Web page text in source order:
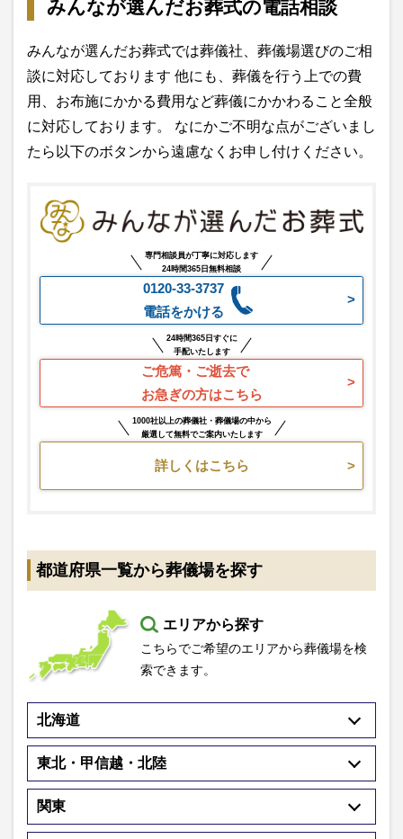
みんなが選んだお葬式の電話相談
みんなが選んだお葬式では葬儀社、葬儀場選びのご相
談に対応しております 他にも、葬儀を行う上での費
用、お布施にかかる費用など葬儀にかかわること全般
に対応しております。 なにかご不明な点がございまし
たら以下のボタンから遠慮なくお申し付けください。
専門相談員が丁寧に対応します
24時間365日無料相談
0120-33-3737
電話をかける
24時間365日すぐに
手配いたします
ご危篤・ご逝去で
お急ぎの方はこちら
1000社以上の葬儀社・葬儀場の中から
厳選して無料でご案内いたします
詳しくはこちら
都道府県一覧から葬儀場を探す
エリアから探す
こちらでご希望のエリアから葬儀場を検
索できます。
北海道
東北・甲信越・北陸
関東